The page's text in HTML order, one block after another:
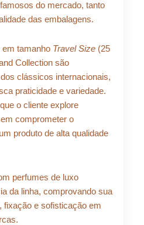
do mercado, tanto
das embalagens.
tamanho Travel Size (25
Collection são
clássicos internacionais,
praticidade e variedade.
o cliente explore
comprometer o
produto de alta qualidade
perfumes de luxo
da linha, comprovando sua
fixação e sofisticação em